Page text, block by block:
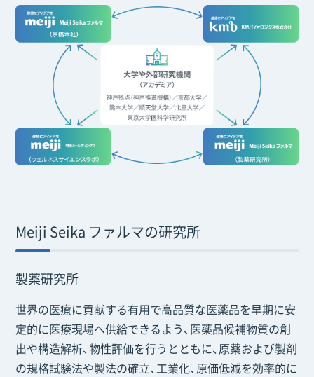
Meiji Seika ファルマの研究所
製薬研究所
世界の医療に貢献する有用で高品質な医薬品を早期に安
定的に医療現場へ供給できるよう、医薬品候補物質の創
出や構造解析、物性評価を行うとともに、原薬および製剤
の規格試験法や製法の確立、工業化、原価低減を効率的に